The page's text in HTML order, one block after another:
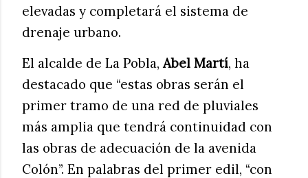
elevadas y completará el sistema de
drenaje urbano.
El alcalde de La Pobla, Abel Martí, ha
destacado que “estas obras serán el
primer tramo de una red de pluviales
más amplia que tendrá continuidad con
las obras de adecuación de la avenida
Colón”. En palabras del primer edil, “con